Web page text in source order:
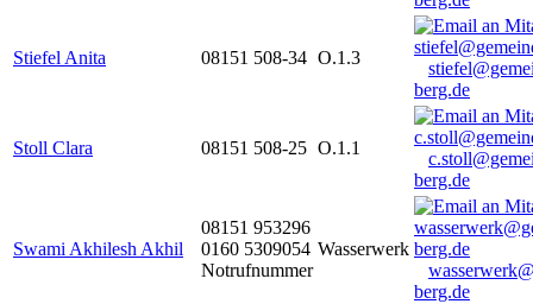
Stiefel Anita 08151 508-34 O.1.3
berg.de
Stoll Clara 08151 508-25 O.1.1
berg.de
Swami Akhilesh Akhil
08151 953296
0160 5309054
Notrufnummer
Wasserwerk
berg.de